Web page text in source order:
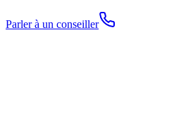
Parler à un conseiller